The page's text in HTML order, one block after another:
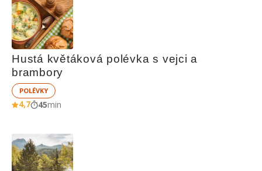
Hustá květáková polévka s vejci a
brambory
POLÉVKY
4,7 45min